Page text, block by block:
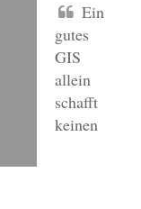
Ein
gutes
GIS
allein
schafft
keinen